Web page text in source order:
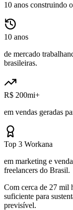
10 anos construindo
10 anos
de mercado
brasileiras.
R$ 200mi+
em vendas geradas
Top 3 Workana
em marketing e
freelancers do Brasil.
Com cerca de 27 mil
suficiente para
previsível.